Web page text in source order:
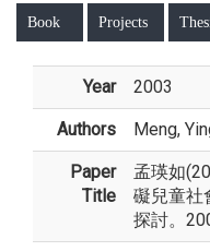
Book Projects
Year 2003
Authors Meng,
Paper
Title
孟瑛如
礙兒童社
探討。